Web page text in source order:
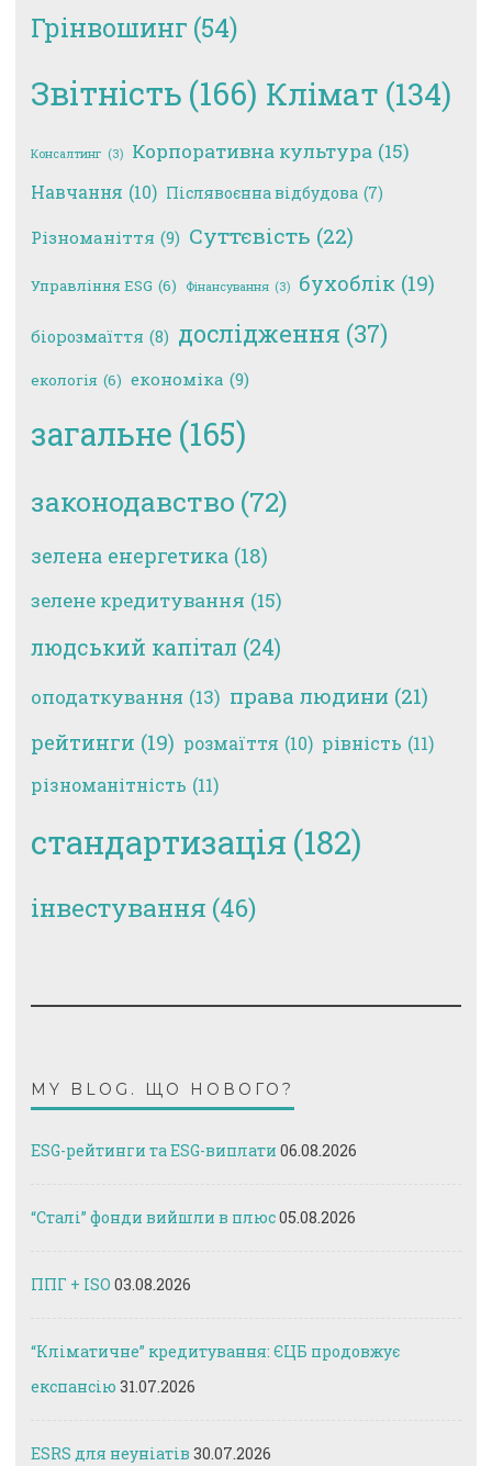
Грінвошинг (54)
Звітність (166) Клімат (134)
Консалтинг (3) Корпоративна культура (15)
Навчання (10) Післявоєнна відбудова (7)
Різноманіття (9) Суттєвість (22)
Управління ESG (6) Фінансування (3) бухоблік (19)
біорозмаїття (8) дослідження (37)
екологія (6) економіка (9)
загальне (165)
законодавство (72)
зелена енергетика (18)
зелене кредитування (15)
людський капітал (24)
оподаткування (13) права людини (21)
рейтинги (19) розмаїття (10) рівність (11)
різноманітність (11)
стандартизація (182)
інвестування (46)
MY BLOG. ЩО НОВОГО?
ESG-рейтинги та ESG-виплати 06.08.2026
“Сталі” фонди вийшли в плюс05.08.2026
ППГ + ISO 03.08.2026
“Кліматичне” кредитування: ЄЦБ продовжує
експансію 31.07.2026
ESRS для неуніатів 30.07.2026